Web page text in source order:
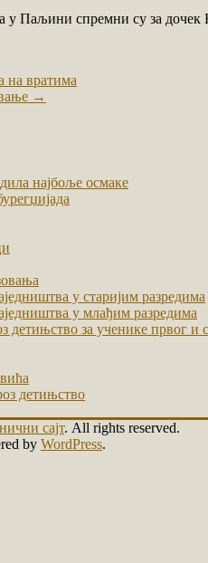
Паљини спремни су за дочек
на вратима
→
најбоље осмаке
у старијим разредима
у млађим разредима
детињство за ученике првог и
детињство
сајт. All rights reserved.
by WordPress.